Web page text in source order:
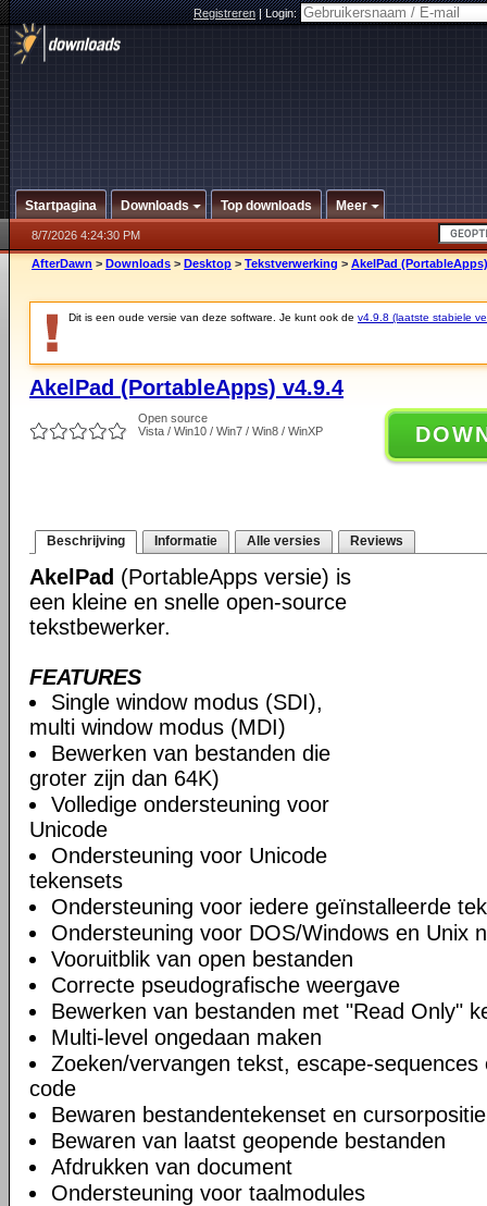
Registreren|Login:
Startpagina Downloads Top downloads Meer
8/7/2026 4:24:30 PM
AfterDawn > Downloads > Desktop > Tekstverwerking > AkelPad
Dit is een oude versie van deze software. Je kunt ook de v4.9.8 (laatste stabiele
AkelPad (PortableApps) v4.9.4
Open source
Vista / Win10 / Win7 / Win8 / WinXP
Beschrijving Informatie Alle versies Reviews
AkelPad (PortableApps versie) is
een kleine en snelle open-source
tekstbewerker.
FEATURES
Single window modus (SDI),
multi window modus (MDI)
Bewerken van bestanden die
groter zijn dan 64K)
Volledige ondersteuning voor
Unicode
Ondersteuning voor Unicode
tekensets
Ondersteuning voor iedere geïnstalleerde
Ondersteuning voor DOS/Windows en Unix
Vooruitblik van open bestanden
Correcte pseudografische weergave
Bewerken van bestanden met "Read Only"
Multi-level ongedaan maken
Zoeken/vervangen tekst, escape-sequences
code
Bewaren bestandentekenset en cursorpositie
Bewaren van laatst geopende bestanden
Afdrukken van document
Ondersteuning voor taalmodules